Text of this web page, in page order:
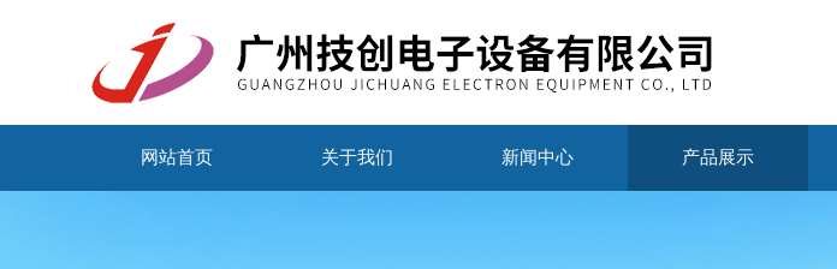
网站首页 关于我们 新闻中心 产品展示